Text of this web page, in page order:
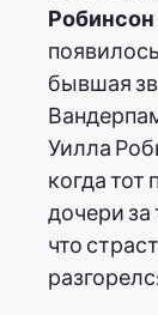
Робинсон
бывшая
Уилла
когда тот
дочери
что